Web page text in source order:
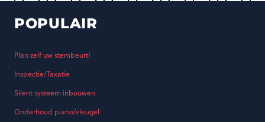
POPULAIR
Plan zelf uw stembeurt!
Inspectie/Taxatie
Silent systeem inbouwen
Onderhoud piano/vleugel